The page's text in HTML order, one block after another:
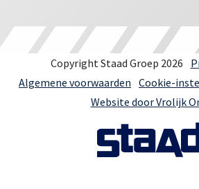
Copyright Staad Groep 2026
Algemene voorwaarden Cookie-
Website door Vrolijk